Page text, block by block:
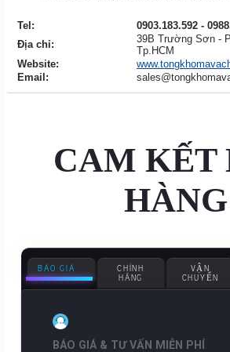
Tel:
0903.183.592 -
Địa chỉ:
39B Trường Sơn -
Tp.HCM
Website:
Email:
CAM KẾT
HÀNG
BÁO GIÁ
CHÍNH
HÃNG
VẬN
CHUYỂN
BÁO GIÁ & TƯ VẤN MIỄN PHÍ